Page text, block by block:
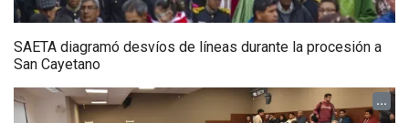
SAETA diagramó desvíos de líneas durante la procesión a
San Cayetano
...